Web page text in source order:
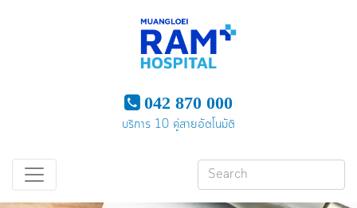
042 870 000
บริการ 10 คู่สายอัตโนมัติ